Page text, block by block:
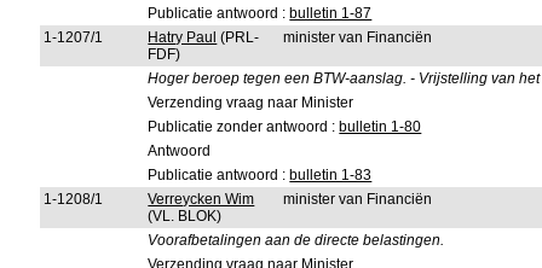
Publicatie antwoord : bulletin 1-87
1-1207/1
Hatry Paul (PRL-
FDF)
minister van Financiën
Hoger beroep tegen een BTW-aanslag. - Vrijstelling van
Verzending vraag naar Minister
Publicatie zonder antwoord : bulletin 1-80
Antwoord
Publicatie antwoord : bulletin 1-83
1-1208/1
Verreycken Wim
(VL. BLOK)
minister van Financiën
Voorafbetalingen aan de directe belastingen.
Verzending vraag naar Minister